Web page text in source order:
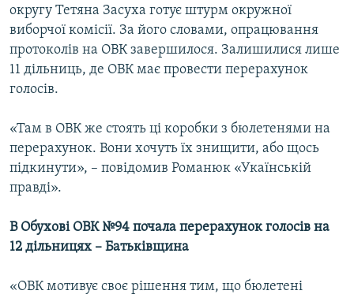
округу Тетяна Засуха готує штурм окружної
виборчої комісії. За його словами, опрацювання
протоколів на ОВК завершилося. Залишилися лише
11 дільниць, де ОВК має провести перерахунок
голосів.
«Там в ОВК же стоять ці коробки з бюлетенями на
перерахунок. Вони хочуть їх знищити, або щось
підкинути», – повідомив Романюк «Укаїнській
правді».
В Обухові ОВК №94 почала перерахунок голосів на
12 дільницях – Батьківщина
«ОВК мотивує своє рішення тим, що бюлетені